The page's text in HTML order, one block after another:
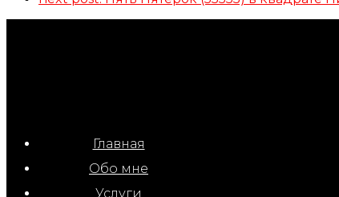
Главная
Обо мне
Услуги